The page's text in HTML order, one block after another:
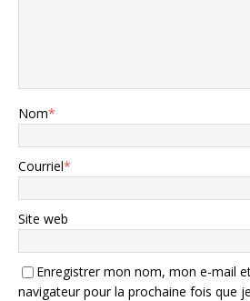
Nom*
Courriel*
Site web
Enregistrer mon nom, mon e-mail
navigateur pour la prochaine fois que